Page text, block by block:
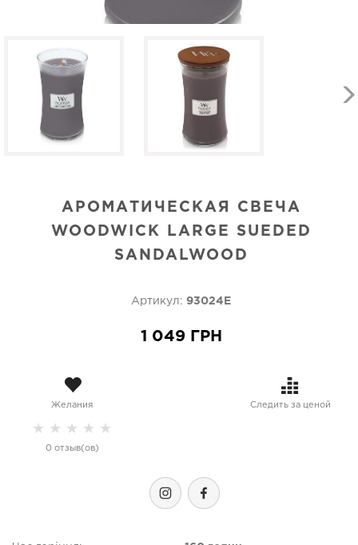
АРОМАТИЧЕСКАЯ СВЕЧА
WOODWICK LARGE SUEDED
SANDALWOOD
Артикул: 93024E
1 049 ГРН
Желания Следить за ценой
★ ★ ★ ★ ★
0 отзыв(ов)